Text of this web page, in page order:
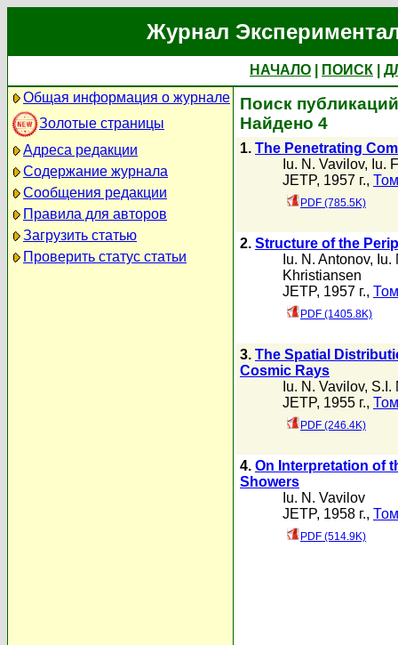
Журнал
НАЧАЛО ПОИСК
Общая информация о журнале
Золотые страницы
Адреса редакции
Содержание журнала
Сообщения редакции
Правила для авторов
Загрузить статью
Проверить статус статьи
Поиск
Найдено 4
1. The Penetrating
Iu. N. Vavilov, Iu.
JETP, 1957 г.,
PDF (785.5K)
2. Structure of the
Iu. N. Antonov,
Khristiansen
JETP, 1957 г.,
PDF (1405.8K)
3. The Spatial
Cosmic Rays
Iu. N. Vavilov, S.I.
JETP, 1955 г.,
PDF (246.4K)
4. On Interpretation of
Showers
Iu. N. Vavilov
JETP, 1958 г.,
PDF (514.9K)